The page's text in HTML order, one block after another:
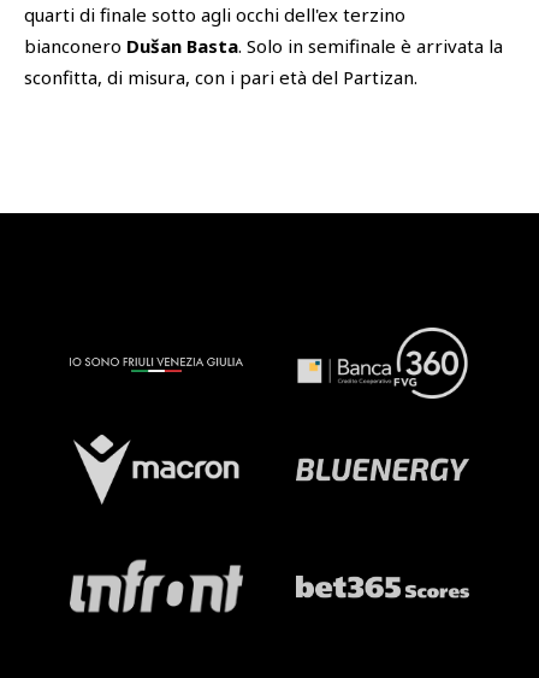
quarti di finale sotto agli occhi dell'ex terzino
bianconero Dušan Basta. Solo in semifinale è arrivata la
sconfitta, di misura, con i pari età del Partizan.